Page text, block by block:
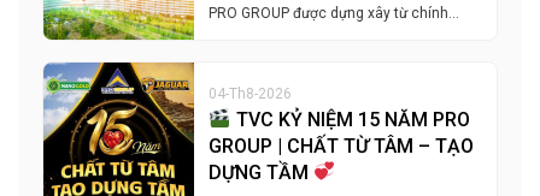
PRO GROUP được dựng xây từ chính…
04-Th8-2026
TVC KỶ NIỆM 15 NĂM PRO
GROUP | CHẤT TỪ TÂM – TẠO
DỰNG TẦM